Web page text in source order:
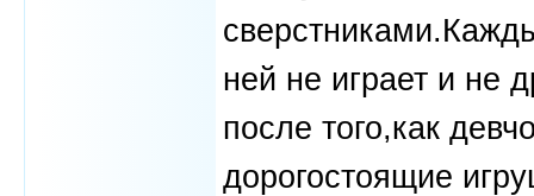
ней не играет и не
после того,как
дорогостоящие